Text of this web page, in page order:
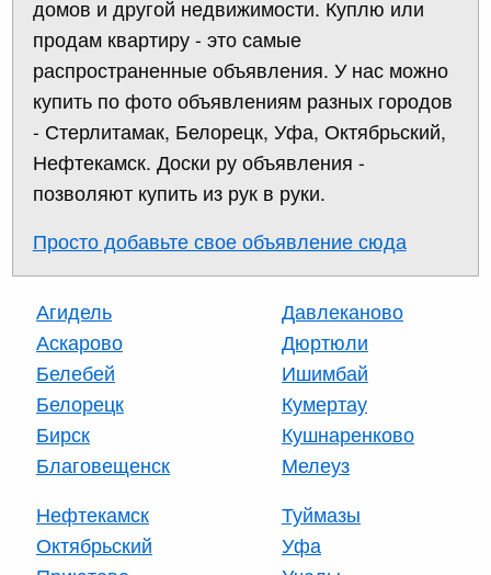
домов и другой недвижимости. Куплю или
продам квартиру - это самые
распространенные объявления. У нас можно
купить по фото объявлениям разных городов
- Стерлитамак, Белорецк, Уфа, Октябрьский,
Нефтекамск. Доски ру объявления -
позволяют купить из рук в руки.
Просто добавьте свое объявление сюда
Агидель
Аскарово
Белебей
Белорецк
Бирск
Благовещенск
Давлеканово
Дюртюли
Ишимбай
Кумертау
Кушнаренково
Мелеуз
Нефтекамск
Октябрьский
Туймазы
Уфа